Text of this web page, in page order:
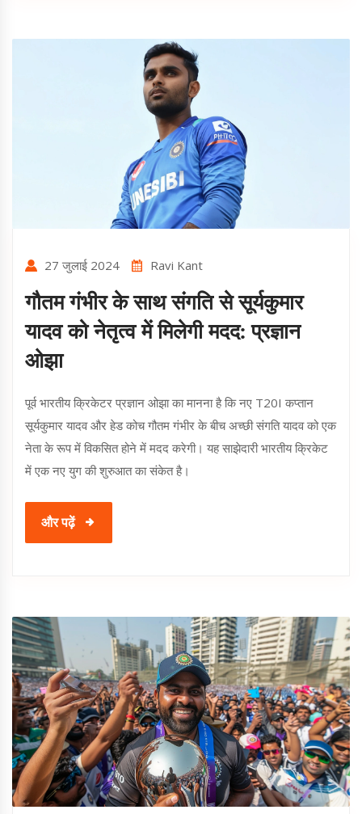
27 जुलाई 2024 Ravi Kant
गौतम गंभीर के साथ संगति से सूर्यकुमार
यादव को नेतृत्व में मिलेगी मदद: प्रज्ञान
ओझा
पूर्व भारतीय क्रिकेटर प्रज्ञान ओझा का मानना है कि नए T20I कप्तान
सूर्यकुमार यादव और हेड कोच गौतम गंभीर के बीच अच्छी संगति यादव को एक
नेता के रूप में विकसित होने में मदद करेगी। यह साझेदारी भारतीय क्रिकेट
में एक नए युग की शुरुआत का संकेत है।
और पढ़ें